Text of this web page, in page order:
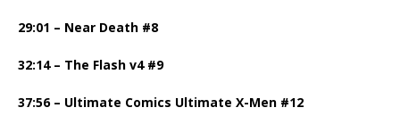
29:01 – Near Death #8
32:14 – The Flash v4 #9
37:56 – Ultimate Comics Ultimate X-Men #12